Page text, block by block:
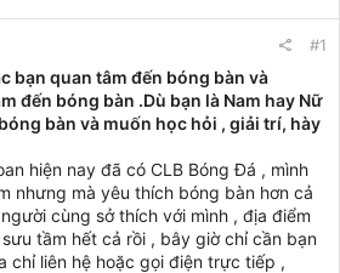
#1
bạn quan tâm đến bóng bàn và
đến bóng bàn .Dù bạn là Nam hay Nữ
bàn và muốn học hỏi , giải trí, hày
hiện nay đã có CLB Bóng Đá , mình
nhưng mà yêu thích bóng bàn hơn cả
cùng sở thích với mình , địa điểm
tầm hết cả rồi , bây giờ chỉ cần bạn
chỉ liên hệ hoặc gọi điện trực tiếp ,